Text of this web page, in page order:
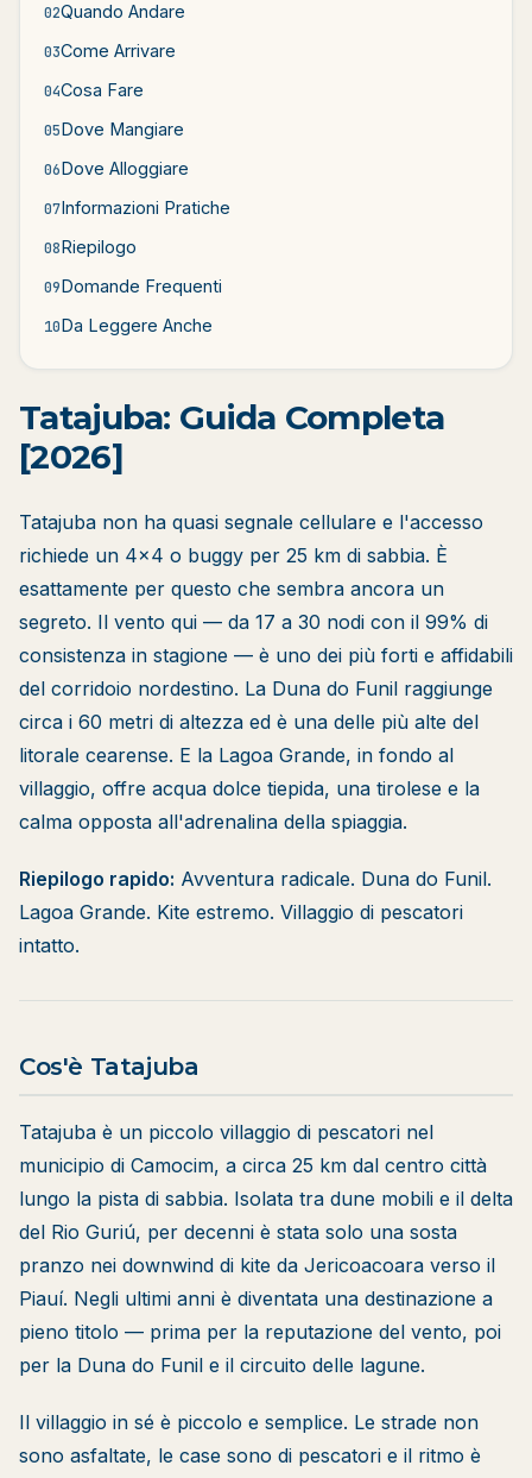
02Quando Andare
03Come Arrivare
04Cosa Fare
05Dove Mangiare
06Dove Alloggiare
07Informazioni Pratiche
08Riepilogo
09Domande Frequenti
10Da Leggere Anche
Tatajuba: Guida Completa
[2026]
Tatajuba non ha quasi segnale cellulare e l'accesso
richiede un 4x4 o buggy per 25 km di sabbia. È
esattamente per questo che sembra ancora un
segreto. Il vento qui — da 17 a 30 nodi con il 99% di
consistenza in stagione — è uno dei più forti e affidabili
del corridoio nordestino. La Duna do Funil raggiunge
circa i 60 metri di altezza ed è una delle più alte del
litorale cearense. E la Lagoa Grande, in fondo al
villaggio, offre acqua dolce tiepida, una tirolese e la
calma opposta all'adrenalina della spiaggia.
Riepilogo rapido: Avventura radicale. Duna do Funil.
Lagoa Grande. Kite estremo. Villaggio di pescatori
intatto.
Cos'è Tatajuba
Tatajuba è un piccolo villaggio di pescatori nel
municipio di Camocim, a circa 25 km dal centro città
lungo la pista di sabbia. Isolata tra dune mobili e il delta
del Rio Guriú, per decenni è stata solo una sosta
pranzo nei downwind di kite da Jericoacoara verso il
Piauí. Negli ultimi anni è diventata una destinazione a
pieno titolo — prima per la reputazione del vento, poi
per la Duna do Funil e il circuito delle lagune.
Il villaggio in sé è piccolo e semplice. Le strade non
sono asfaltate, le case sono di pescatori e il ritmo è